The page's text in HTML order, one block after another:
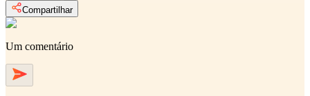
Compartilhar
Um comentário